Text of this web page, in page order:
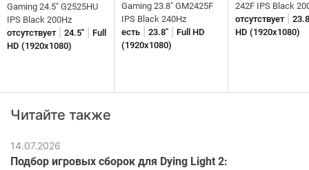
Gaming 24.5" G2525HU
IPS Black 200Hz
отсутствует| 24.5"
Full
HD (1920x1080)
Gaming 23.8" GM2425F
IPS Black 240Hz
есть
23.8"
Full HD
(1920x1080)
242F IPS Black
отсутствует|
HD (1920x1080)
Читайте также
14.07.2026
Подбор игровых сборок для Dying Light 2: